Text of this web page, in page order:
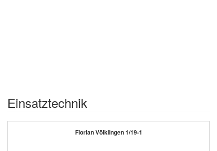
Einsatztechnik
Florian Völklingen 1/19-1